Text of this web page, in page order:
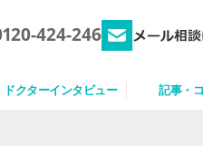
424-246
ドクターインタビュー 記事・